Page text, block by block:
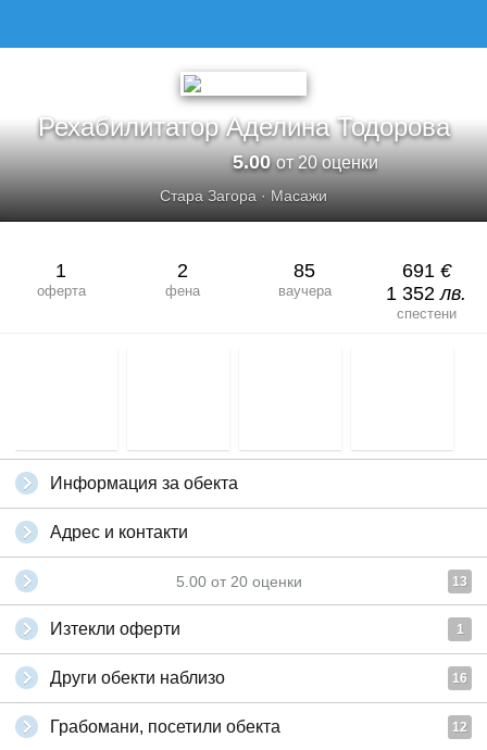
Рехабилитатор Аделина Тодорова
5.00от 20 оценки
Стара Загора · Масажи
1
оферта
2
фена
85
ваучера
691 €
1 352лв.
спестени
Информация за обекта
Адрес и контакти
5.00 от 20 оценки 13
Изтекли оферти 1
Други обекти наблизо 16
Грабомани, посетили обекта 12